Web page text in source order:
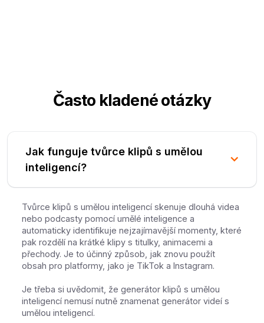
Často kladené otázky
Jak funguje tvůrce klipů s umělou
inteligencí?
Tvůrce klipů s umělou inteligencí skenuje dlouhá videa
nebo podcasty pomocí umělé inteligence a
automaticky identifikuje nejzajímavější momenty, které
pak rozdělí na krátké klipy s titulky, animacemi a
přechody. Je to účinný způsob, jak znovu použít
obsah pro platformy, jako je TikTok a Instagram.
Je třeba si uvědomit, že generátor klipů s umělou
inteligencí nemusí nutně znamenat generátor videí s
umělou inteligencí.